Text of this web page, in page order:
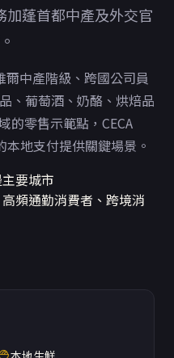
加蓬首都中產及外交官
爾中產階級、跨國公司員
、葡萄酒、奶酪、烘焙品
的零售示範點，CECA
地支付提供關鍵場景。
要城市
頻通勤消費者、跨境消